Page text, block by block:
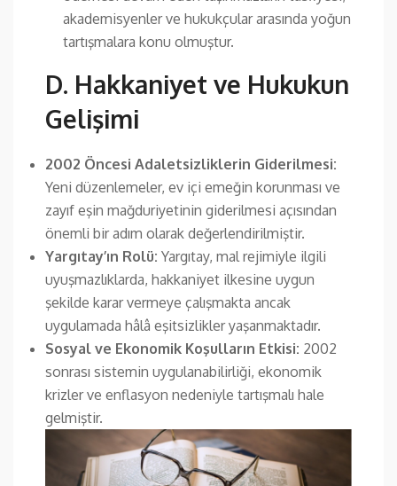
akademisyenler ve hukukçular arasında yoğun
tartışmalara konu olmuştur.
D. Hakkaniyet ve Hukukun
Gelişimi
2002 Öncesi Adaletsizliklerin Giderilmesi:
Yeni düzenlemeler, ev içi emeğin korunması ve
zayıf eşin mağduriyetinin giderilmesi açısından
önemli bir adım olarak değerlendirilmiştir.
Yargıtay’ın Rolü: Yargıtay, mal rejimiyle ilgili
uyuşmazlıklarda, hakkaniyet ilkesine uygun
şekilde karar vermeye çalışmakta ancak
uygulamada hâlâ eşitsizlikler yaşanmaktadır.
Sosyal ve Ekonomik Koşulların Etkisi: 2002
sonrası sistemin uygulanabilirliği, ekonomik
krizler ve enflasyon nedeniyle tartışmalı hale
gelmiştir.